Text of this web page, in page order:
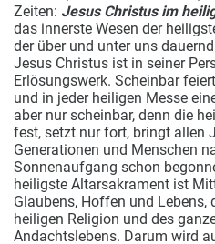
Zeiten: Jesus Christus im
das innerste Wesen der
der über und unter uns
Jesus Christus ist in seiner
Erlösungswerk. Scheinbar
und in jeder heiligen Messe
aber nur scheinbar, denn die
fest, setzt nur fort, bringt allen
Generationen und Menschen
Sonnenaufgang schon
heiligste Altarsakrament ist
Glaubens, Hoffen und Lebens,
heiligen Religion und des
Andachtslebens. Darum wird